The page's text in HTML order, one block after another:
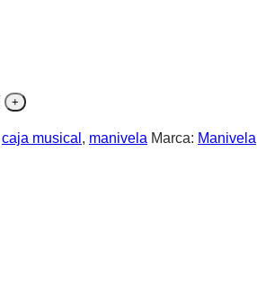
caja musical , manivela Marca: Manivela